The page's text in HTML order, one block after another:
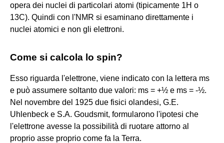
opera dei nuclei di particolari atomi (tipicamente 1H o
13C). Quindi con l'NMR si esaminano direttamente i
nuclei atomici e non gli elettroni.
Come si calcola lo spin?
Esso riguarda l'elettrone, viene indicato con la lettera ms
e può assumere soltanto due valori: ms = +½ e ms = -½.
Nel novembre del 1925 due fisici olandesi, G.E.
Uhlenbeck e S.A. Goudsmit, formularono l'ipotesi che
l'elettrone avesse la possibilità di ruotare attorno al
proprio asse proprio come fa la Terra.